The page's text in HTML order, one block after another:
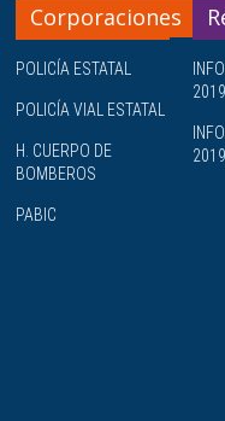
Corporaciones
POLICÍA ESTATAL
POLICÍA VIAL ESTATAL
H. CUERPO DE
BOMBEROS
PABIC